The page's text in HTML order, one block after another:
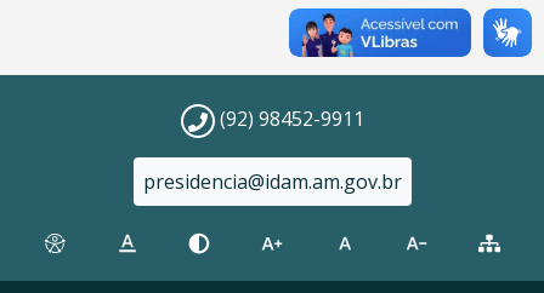
(92) 98452-9911
presidencia@idam.am.gov.br